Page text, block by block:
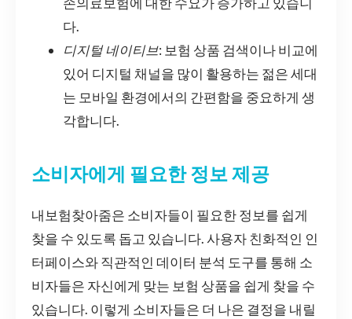
다.
디지털 네이티브: 보험 상품 검색이나 비교에
있어 디지털 채널을 많이 활용하는 젊은 세대
는 모바일 환경에서의 간편함을 중요하게 생
각합니다.
소비자에게 필요한 정보 제공
내보험찾아줌은 소비자들이 필요한 정보를 쉽게
찾을 수 있도록 돕고 있습니다. 사용자 친화적인 인
터페이스와 직관적인 데이터 분석 도구를 통해 소
비자들은 자신에게 맞는 보험 상품을 쉽게 찾을 수
있습니다. 이렇게 소비자들은 더 나은 결정을 내릴